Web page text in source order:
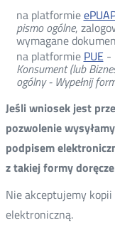
na platformie
pismo ogólne,
wymagane
na platformie PUE -
Konsument (lub
ogólny - Wypełnij
Jeśli wniosek jest
pozwolenie
podpisem
z takiej formy
Nie akceptujemy kopii
elektroniczną.